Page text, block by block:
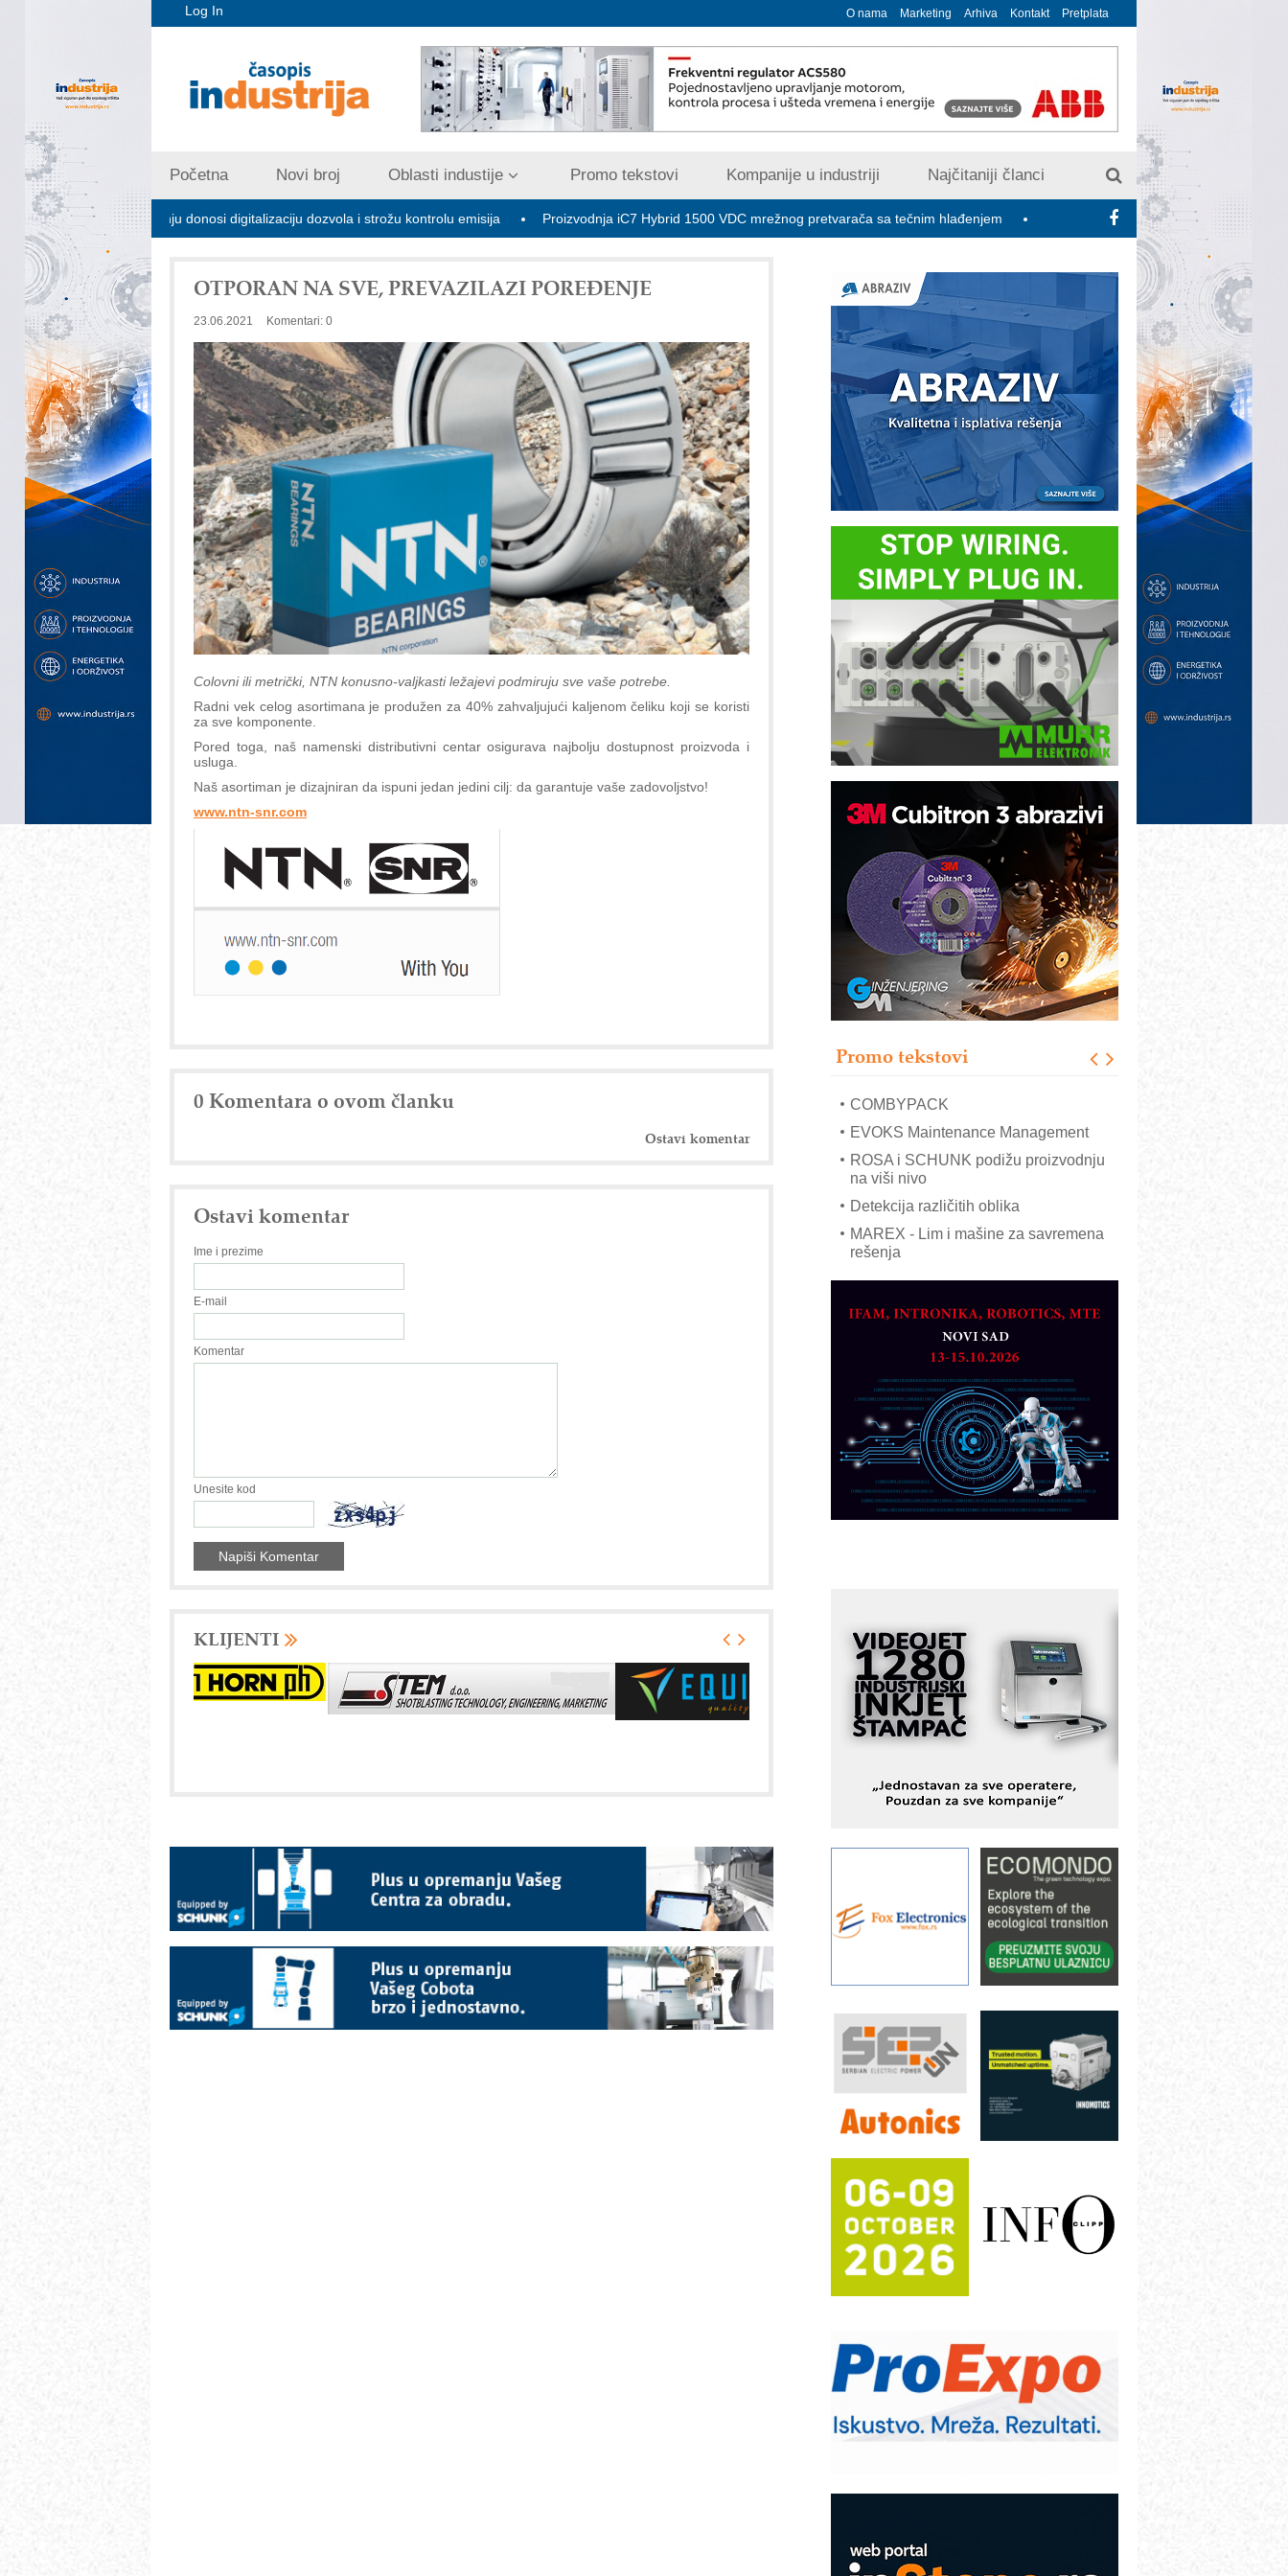
Log In O nama Marketing Arhiva Kontakt Pretplata
Početna Novi broj Oblasti industije Promo tekstovi Kompanije u industriji Najčitaniji članci
zagađivanju donosi digitalizaciju dozvola i strožu kontrolu emisija Proizvodnja iC7 Hybrid 1500 VDC mrežnog pretvarača sa tečnim hlađenjem Minimalac 2027: Sindikati traže veće povećanje
OTPORAN NA SVE, PREVAZILAZI POREĐENJE
23.06.2021 Komentari: 0
Colovni ili metrički, NTN konusno-valjkasti ležajevi podmiruju sve vaše potrebe.
Radni vek celog asortimana je produžen za 40% zahvaljujući kaljenom čeliku koji se koristi
za sve komponente.
Pored toga, naš namenski distributivni centar osigurava najbolju dostupnost proizvoda i
usluga.
Naš asortiman je dizajniran da ispuni jedan jedini cilj: da garantuje vaše zadovoljstvo!
www.ntn-snr.com
0 Komentara o ovom članku
Ostavi komentar
Ostavi komentar
Ime i prezime
E-mail
Komentar
Unesite kod
KLIJENTI
Promo tekstovi
Bezbednost na prvom mestu!
IB BLUMENAUER - više od 40 godina
poverenja u industriji
RMQ-TITAN ADVANCED INDICATOR
– Pametna signalizacija za efikasnije
upravljanje mašinama
Sigurnije ispitivanje transformatora u
solarnim elektranama i vetroparkovima
Pranje točkova na gradilištu- standard
modernog i odgovornog građenja
mrežnog pretvarača sa tečnim
COMBYPACK
EVOKS Maintenance Management
ROSA i SCHUNK podižu proizvodnju
na viši nivo
Detekcija različitih oblika
MAREX - Lim i mašine za savremena
rešenja
Marcom-plast d.o.o.- vaš pouzdan
CTO - Prilagodite svoju toplinsku
PLC AKYTEC
AUKOM: Svetski standard metrologije
dostupan u Srbiji
MOTOMAN – NEXT-Robotika vođena
veštačkom inteligencijom
I.SAFE MOBILE revolucioniše
savremene industrijske i logističke
objekte
Alba d.o.o. – 35 godina preciznosti u
metrologiji i pametnim dozirnim
rešenjima
IBeRTIM - oprema za ispitivanje
STAUFF – Komponente koje
povećavaju pouzdanost hidrauličkih
YAMADA pumpe – japanska
pouzdanost u transferu fluida
Filtration Group Industrial – Napredna
rešenja za filtraciju u hidrauličkim i
procesnim sistemima
RILINEX kompanije Rittal
automatizaciju
Efikasno upravljanje energijom
Automatizacija pakovanja · Display
Potpuna efikasnost bez složenih
sistema
Trajna oznaka kao dugoročna korist
Bezbednost na prvom mestu!
IB BLUMENAUER - više od 40 godina
poverenja u industriji
RMQ-TITAN ADVANCED INDICATOR
upravljanje mašinama
solarnim elektranama i vetroparkovima
Pranje točkova na gradilištu- standard
modernog i odgovornog građenja
Proizvodnja iC7 Hybrid 1500 VDC
mrežnog pretvarača sa tečnim
ROSA i SCHUNK podižu proizvodnju
na viši nivo